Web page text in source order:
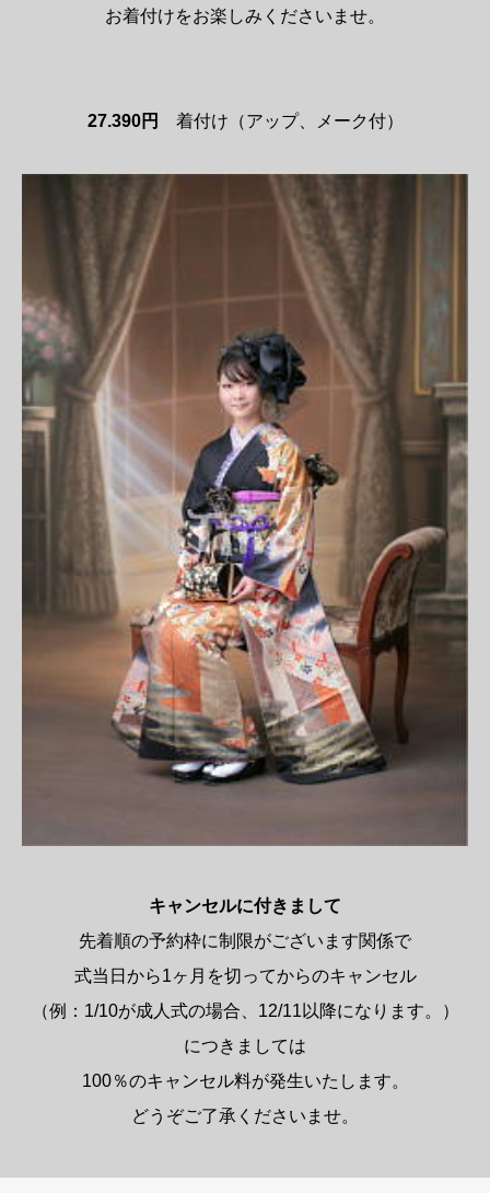
お着付けをお楽しみくださいませ。
27.390円 着付け（アップ、メーク付）
キャンセルに付きまして
先着順の予約枠に制限がございます関係で
式当日から1ヶ月を切ってからのキャンセル
（例：1/10が成人式の場合、12/11以降になります。）
につきましては
100％のキャンセル料が発生いたします。
どうぞご了承くださいませ。